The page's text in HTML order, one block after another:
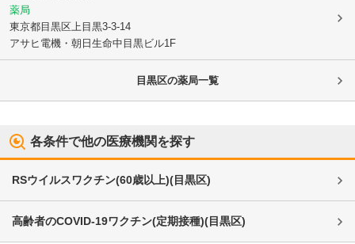
薬局
東京都目黒区 上目黒3-3-14
アサヒ電機・朝日生命中目黒ビル1F
目黒区の薬局一覧
各条件で他の医療機関を探す
RSウイルスワクチン(60歳以上)(目黒区)
高齢者のCOVID-19ワクチン(定期接種)(目黒区)